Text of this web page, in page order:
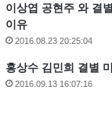
이상엽 공현주 와 결
이유
2016.08.23 20:25:04
홍상수 김민희 결별
2016.09.13 16:07:16